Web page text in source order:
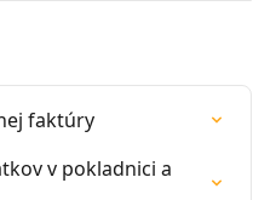
faktúry
v pokladnici a